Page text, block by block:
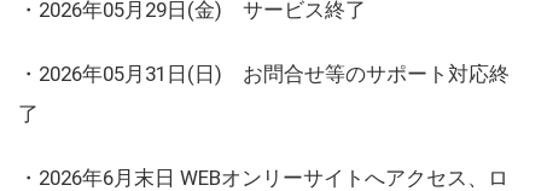
・2026年05月29日(金) サービス終了
・2026年05月31日(日) お問合せ等のサポート対応終
了
・2026年6月末日 WEBオンリーサイトへアクセス、ロ